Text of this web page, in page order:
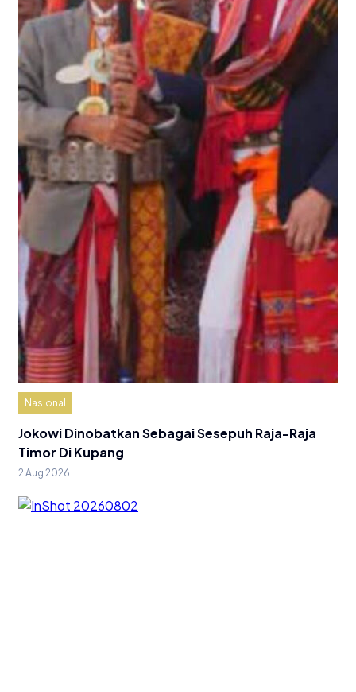
Nasional
Jokowi Dinobatkan Sebagai Sesepuh Raja-Raja
Timor Di Kupang
2 Aug 2026